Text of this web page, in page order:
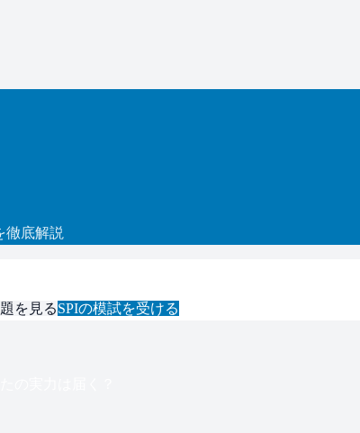
徹底解説
を見るSPIの模試を受ける